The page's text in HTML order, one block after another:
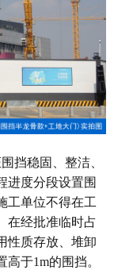
挡稳固、整洁、
进度分段设置围
工单位不得在工
在经批准临时占
性质存放、堆卸
高于1m的围挡。